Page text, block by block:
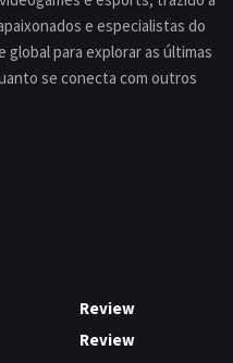
e especialistas do
para explorar as últimas
se conecta com outros
Review
Review